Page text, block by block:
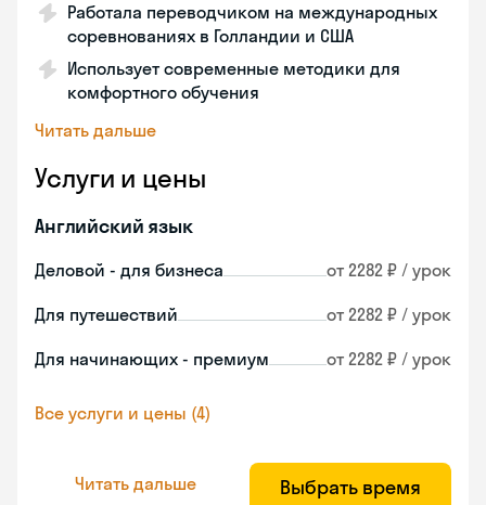
Работала переводчиком на международных
соревнованиях в Голландии и США
Использует современные методики для
комфортного обучения
Читать дальше
Услуги и цены
Английский язык
Деловой - для бизнеса от 2282 ₽ / урок
Для путешествий от 2282 ₽ / урок
Для начинающих - премиум от 2282 ₽ / урок
Все услуги и цены (4)
Читать дальше Выбрать время